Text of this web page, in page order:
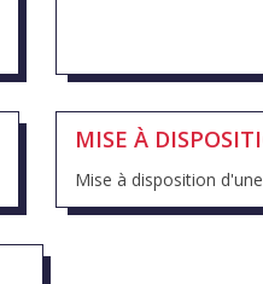
MISE À
Mise à disposition